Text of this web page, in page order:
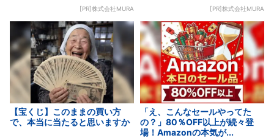
[PR]株式会社MURA [PR]株式会社MURA
【宝くじ】このままの買い方
で、本当に当たると思いますか
「え、こんなセールやってた
の？」80％OFF以上が続々登
場！Amazonの本気が...